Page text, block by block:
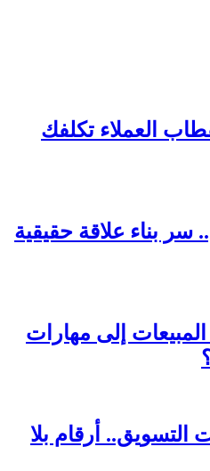
العملاء تكلفك
سر بناء علاقة حقيقية
إلى مهارات
التسويق.. أرقام بلا